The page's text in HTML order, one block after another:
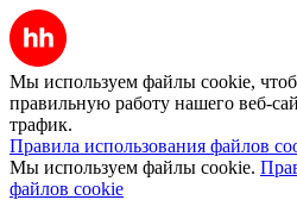
Мы используем файлы cookie,
правильную работу нашего веб-
трафик.
Правила использования файлов
Мы используем файлы cookie.
файлов cookie